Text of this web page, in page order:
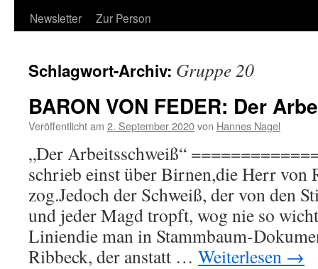
Newsletter
Zur Person
Schlagwort-Archiv: Gruppe 20
BARON VON FEDER: Der
Veröffentlicht am 2. September 2020von Hannes Nagel
„Der Arbeitsschweiß“
schrieb einst über Birnen,die Herr von
zog.Jedoch der Schweiß, der von den
und jeder Magd tropft, wog nie so
Liniendie man in Stammbaum-
Ribbeck, der anstatt … Weiterlesen →